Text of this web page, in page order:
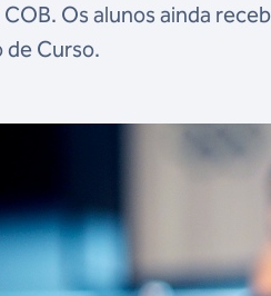
Os alunos ainda
de Curso.